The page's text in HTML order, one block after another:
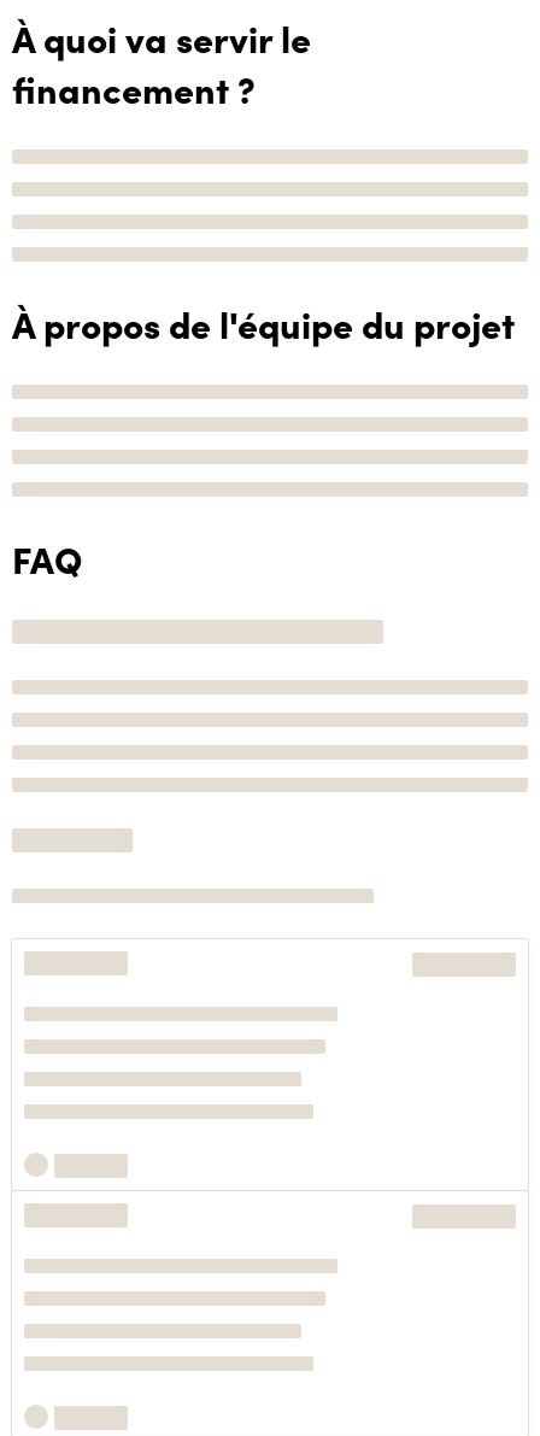
À quoi va servir le
financement ?
À propos de l'équipe du projet
FAQ